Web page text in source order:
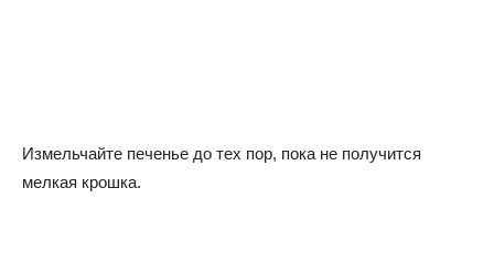
Измельчайте печенье до тех пор, пока не получится
мелкая крошка.